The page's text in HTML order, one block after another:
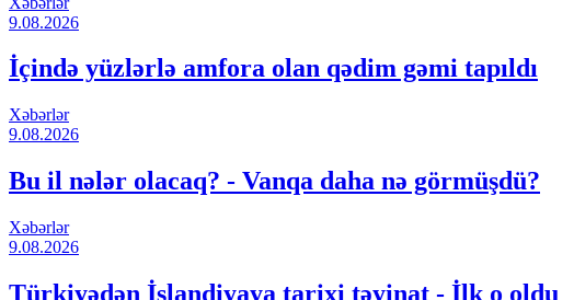
9.08.2026
İçində yüzlərlə amfora olan qədim gəmi tapıldı
Xəbərlər
9.08.2026
Bu il nələr olacaq? - Vanqa daha nə görmüşdü?
Xəbərlər
9.08.2026
Türkiyədən İslandiyaya tarixi təyinat - İlk o oldu